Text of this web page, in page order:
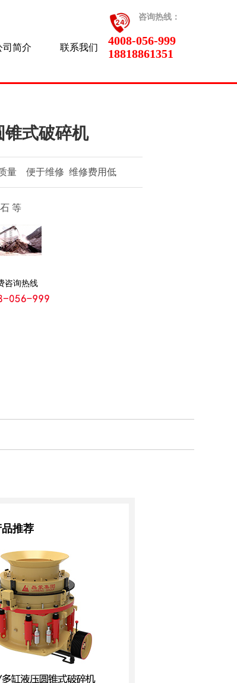
司简介 联系我们
咨询热线：
4008-056-999
18818861351
式破碎机
量 便于维修 维修费用低
等
咨询热线
品推荐